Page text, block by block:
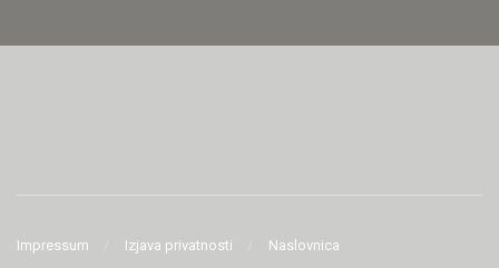
Impressum Izjava privatnosti Naslovnica